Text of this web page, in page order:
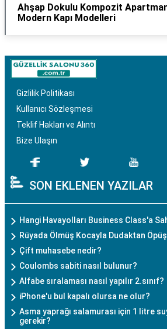
Ahşap Dokulu Kompozit Apartman
Modern Kapı Modelleri
Gizlilik Politikası
Kullanıcı Sözleşmesi
Teklif Hakları ve Alıntı
Bize Ulaşın
SON EKLENEN YAZILAR
Hangi Havayolları Business Class'a
Rüyada Ölmüş Kocayla Dudaktan
Çift muhasebe nedir?
Coulombs sabiti nasıl bulunur?
Alfabe sıralaması nasıl yapılır 2.sınıf?
iPhone'u bul kapalı olursa ne olur?
Asma yaprağı salamurası için 1 litre
gerekir?